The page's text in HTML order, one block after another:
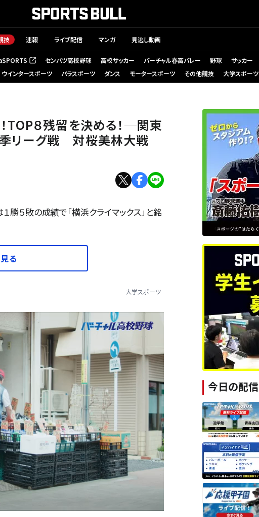
技 速報 ライブ配信 マンガ 見逃し動画
タブで開く） センバツ高校野球 高校サッカー バーチャル春高バレー 野球 サッカー
ウインタースポーツ パラスポーツ ダンス モータースポーツ その他競技 大学スポーツ
TOP８残留を決める！─関東
季リーグ戦 対桜美林大戦
５敗の成績で「横浜クライマックス」と銘
る
大学スポーツ
今日の配信